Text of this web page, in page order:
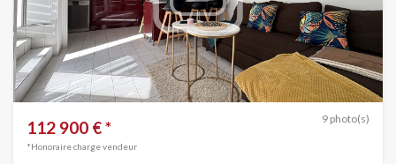
9 photo(s)
112 900 € *
*Honoraire charge vendeur